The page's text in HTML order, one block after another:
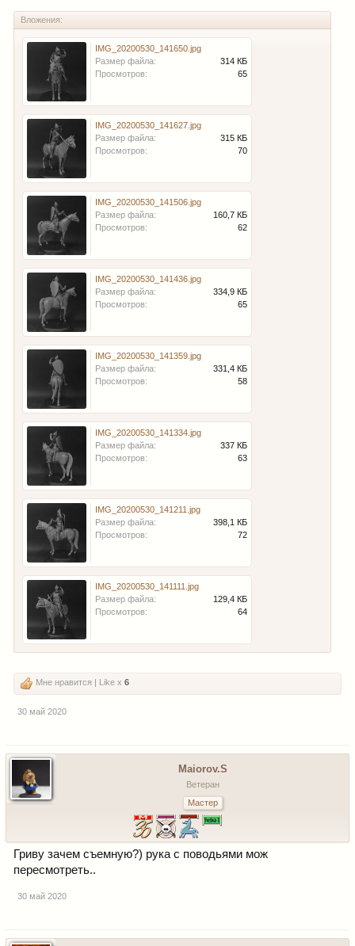
Вложения:
IMG_20200530_141650.jpg
Размер файла:
314 КБ
Просмотров:
65
IMG_20200530_141627.jpg
Размер файла:
315 КБ
Просмотров:
70
IMG_20200530_141506.jpg
Размер файла:
160,7 КБ
Просмотров:
62
IMG_20200530_141436.jpg
Размер файла:
334,9 КБ
Просмотров:
65
IMG_20200530_141359.jpg
Размер файла:
331,4 КБ
Просмотров:
58
IMG_20200530_141334.jpg
Размер файла:
337 КБ
Просмотров:
63
IMG_20200530_141211.jpg
Размер файла:
398,1 КБ
Просмотров:
72
IMG_20200530_141111.jpg
Размер файла:
129,4 КБ
Просмотров:
64
Мне нравится | Like x 6
30 май 2020
Maiorov.S
Ветеран
Мастер
Гриву зачем съемную?) рука с поводьями мож
пересмотреть..
30 май 2020